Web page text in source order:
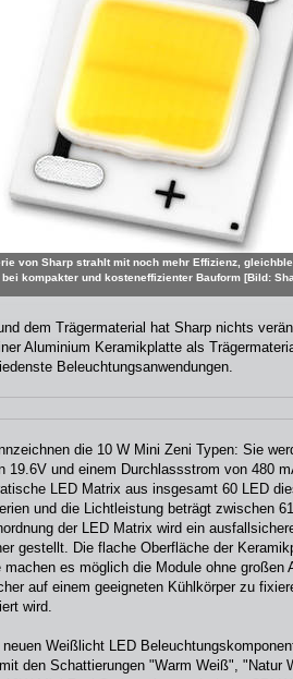
von Sharp strahlt mit noch mehr Effizienz,
kompakter und kosteneffizienter Bauform [Bild:
dem Trägermaterial hat Sharp nichts
Aluminium Keramikplatte als
Beleuchtungsanwendungen.
die 10 W Mini Zeni Typen: Sie
19.6V und einem Durchlassstrom von 480
LED Matrix aus insgesamt 60 LED
und die Lichtleistung beträgt zwischen
der LED Matrix wird ein
gestellt. Die flache Oberfläche der
machen es möglich die Module ohne großen
auf einem geeigneten Kühlkörper zu
wird.
neuen Weißlicht LED
den Schattierungen "Warm Weiß", "Natur